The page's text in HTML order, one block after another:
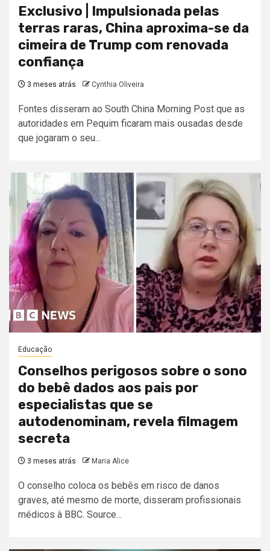
Exclusivo | Impulsionada pelas
terras raras, China aproxima-se da
cimeira de Trump com renovada
confiança
3 meses atrás Cynthia Oliveira
Fontes disseram ao South China Morning Post que as
autoridades em Pequim ficaram mais ousadas desde
que jogaram o seu...
Educação
Conselhos perigosos sobre o sono
do bebê dados aos pais por
especialistas que se
autodenominam, revela filmagem
secreta
3 meses atrás Maria Alice
O conselho coloca os bebês em risco de danos
graves, até mesmo de morte, disseram profissionais
médicos à BBC. Source...